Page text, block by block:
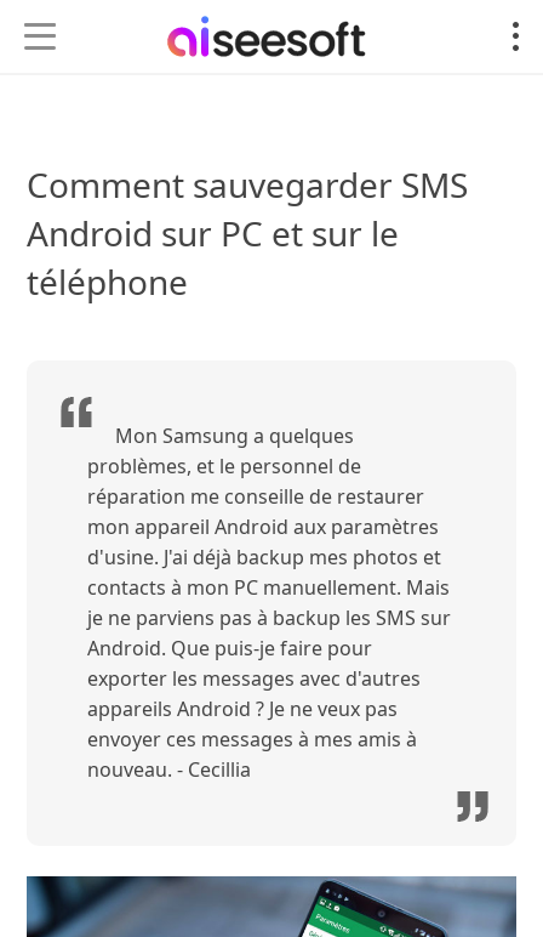
Comment sauvegarder SMS
Android sur PC et sur le
téléphone
Mon Samsung a quelques
problèmes, et le personnel de
réparation me conseille de restaurer
mon appareil Android aux paramètres
d'usine. J'ai déjà backup mes photos et
contacts à mon PC manuellement. Mais
je ne parviens pas à backup les SMS sur
Android. Que puis-je faire pour
exporter les messages avec d'autres
appareils Android ? Je ne veux pas
envoyer ces messages à mes amis à
nouveau. - Cecillia